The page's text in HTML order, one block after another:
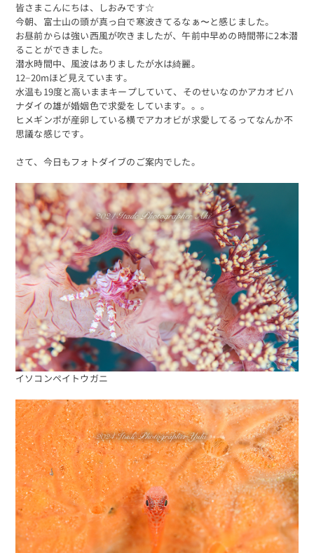
皆さまこんにちは、しおみです☆
今朝、富士山の頭が真っ白で寒波きてるなぁ〜と感じました。
お昼前からは強い西風が吹きましたが、午前中早めの時間帯に2本潜
ることができました。
潜水時間中、風波はありましたが水は綺麗。
12−20mほど見えています。
水温も19度と高いままキープしていて、そのせいなのかアカオビハ
ナダイの雄が婚姻色で求愛をしています。。。
ヒメギンポが産卵している横でアカオビが求愛してるってなんか不
思議な感じです。
さて、今日もフォトダイブのご案内でした。
イソコンペイトウガニ